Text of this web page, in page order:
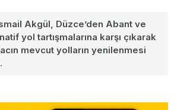
Akgül, Düzce’den Abant ve
yol tartışmalarına karşı çıkarak
mevcut yolların yenilenmesi